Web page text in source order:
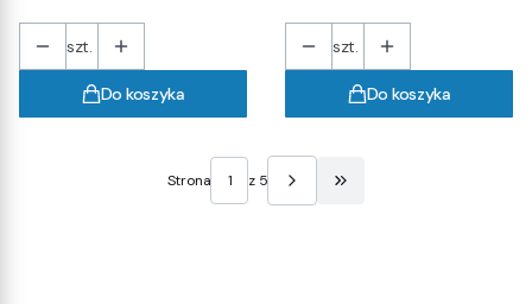
szt.
Do koszyka
szt.
Do koszyka
Strona z 5 Przejdź do ostatniej